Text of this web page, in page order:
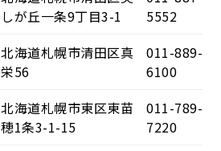
しが丘一条9丁目3-1
5552
北海道札幌市清田区真
栄56
011-889-
6100
北海道札幌市東区東苗
穂1条3-1-15
011-789-
7220